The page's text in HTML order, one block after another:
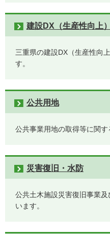
建設DX（⽣産性向上）
三重県の建設DX（⽣産性向
す。
公共用地
公共事業用地の取得等に関す
災害復旧・水防
公共土木施設災害復旧事業
います。